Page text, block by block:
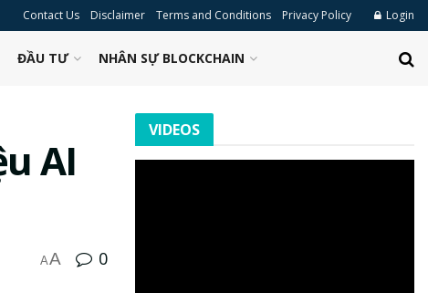
Contact Us Disclaimer Terms and Conditions Privacy Policy Login
ĐẦU TƯ NHÂN SỰ BLOCKCHAIN
AI
AA 0
VIDEOS